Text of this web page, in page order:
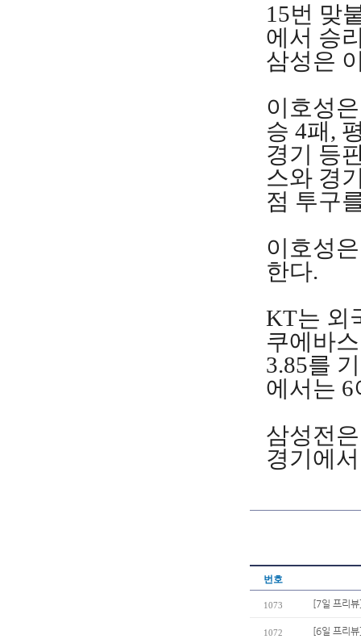
15번 맞
에서 승
삼성은
이호성
승 4패,
경기 등
스와 경
점 투구
이호성
한다.
KT는 외
쿠에바
3.85를
에서는
삼성전
경기에
번호
1073 [7일 프리
1072 [6일 프리